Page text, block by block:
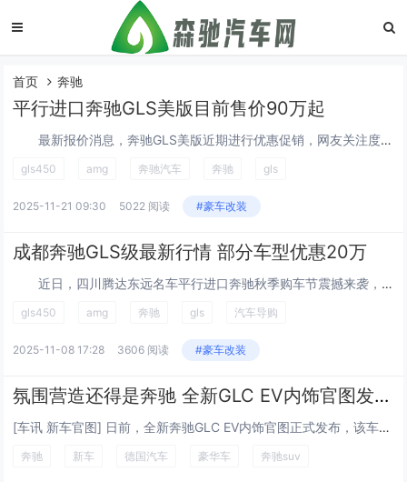
首页 奔驰
平行进口奔驰GLS美版目前售价90万起
最新报价消息，奔驰GLS美版近期进行优惠促销，网友关注度较高，对奔驰GLS美版这款车型有兴趣的网友，可参考以下报价：...
gls450 amg 奔驰汽车 奔驰 gls
2025-11-21 09:30 5022 阅读 #豪车改装
成都奔驰GLS级最新行情 部分车型优惠20万
近日，四川腾达东远名车平行进口奔驰秋季购车节震撼来袭，店内奔驰GLS级限时降价促销，现车充足，颜色齐全，活动期间购车最高可享受20万元最大优惠，详...
gls450 amg 奔驰 gls 汽车导购
2025-11-08 17:28 3606 阅读 #豪车改装
氛围营造还得是奔驰 全新GLC EV内饰官图发布 将于9月8日正式首发
[车讯 新车官图] 日前，全新奔驰GLC EV内饰官图正式发布，该车将会在9月8日开幕的慕尼黑车展上正式迎来首发亮相。新车将会基于800V高压架构打造，配备空气悬架，续航里程将超过650公里，未来将会由北京奔驰引入国产。 来...
奔驰 新车 德国汽车 豪华车 奔驰suv